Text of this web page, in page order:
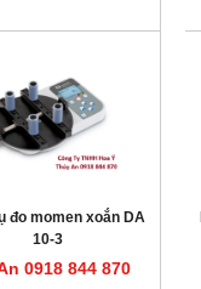
đo momen xoắn DA
10-3
0918 844 870